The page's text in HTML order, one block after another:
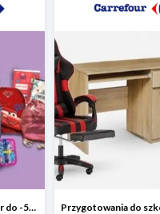
Hity szkolne w Carrefour do -50%